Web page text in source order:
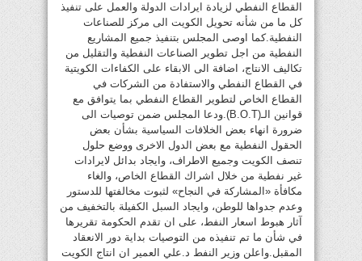
القطاع النفطي لزيادة ايرادات الدولة والعمل على تنفيذ
كل ما من شأنه تحويل الكويت الى مركز للصناعات
النفطية.كما اوصى المجلس بتنفيذ جميع المشاريع
النفطية من اجل تطوير الصناعات النفطية والتقليل من
تكاليف الانتاج، اضافة الى الابقاء على الكفاءات الكويتية
في القطاع النفطي والاستفادة من الشركات في
القطاع الخاص لتطوير القطاع النفطي بما يتوافق مع
قوانين الـ(B.O.T).ودعا المجلس ضمن توصيات الى
ضرورة انهاء بعض الخلافات السياسية بشأن بعض
الحقول النفطية مع بعض الدول الاخرى ووضع حلول
تنصف الكويت وجميع الاطراف، وايجاد بدائل لايرادات
غير نفطية من خلال اشراك القطاع الخاص، والغاء
مكافأة «المشاركة في النجاح» لثبوت مخالفتها للدستور
وعدم جدواها للوطن، وايجاد السبل الكفيلة بالتخفيف من
آثار هبوط اسعار النفط، على ان تقدم الحكومة تقريرها
في شأن ما تم تنفيذه من التوصيات بداية دور الانعقاد
المقبل.واعلن وزير النفط د.علي العمير ان انتاج الكويت